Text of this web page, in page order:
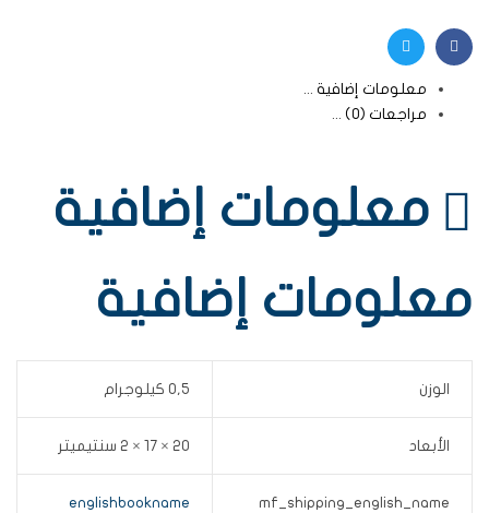
Facebook
Twitter
معلومات إضافية
مراجعات (0)
معلومات إضافية
معلومات إضافية
الوزن 0,5 كيلوجرام
الأبعاد 20 × 17 × 2 سنتيميتر
mf_shipping_english_name
englishbookname